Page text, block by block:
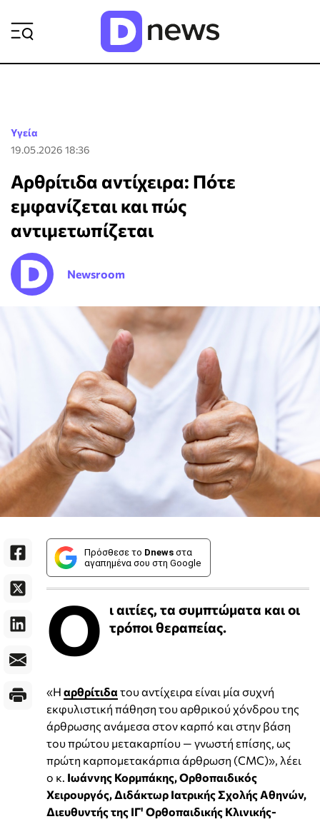
Υγεία
19.05.2026 18:36
Αρθρίτιδα αντίχειρα: Πότε
εμφανίζεται και πώς
αντιμετωπίζεται
Newsroom
Πρόσθεσε το Dnews στα
αγαπημένα σου στη Google
Ο ι αιτίες, τα συμπτώματα και οι
τρόποι θεραπείας.
«Η αρθρίτιδα του αντίχειρα είναι μία συχνή
εκφυλιστική πάθηση του αρθρικού χόνδρου της
άρθρωσης ανάμεσα στον καρπό και στην βάση
του πρώτου μετακαρπίου — γνωστή επίσης, ως
πρώτη καρπομετακάρπια άρθρωση (CMC)», λέει
ο κ. Ιωάννης Κορμπάκης, Ορθοπαιδικός
Χειρουργός, Διδάκτωρ Ιατρικής Σχολής Αθηνών,
Διευθυντής της ΙΓ' Ορθοπαιδικής Κλινικής-